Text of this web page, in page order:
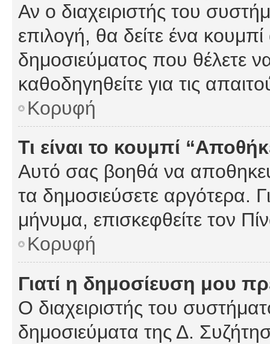
Αν ο διαχειριστής του
επιλογή, θα δείτε ένα
δημοσιεύματος που θέλετε
καθοδηγηθείτε για τις
Κορυφή
Τι είναι το κουμπί
Αυτό σας βοηθά να
τα δημοσιεύσετε αργότερα.
μήνυμα, επισκεφθείτε τον
Κορυφή
Γιατί η δημοσίευση μου
Ο διαχειριστής του
δημοσιεύματα της Δ.